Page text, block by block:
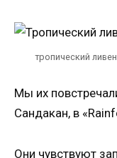
тропический
Мы их
Сандакан, в
Они чувствуют